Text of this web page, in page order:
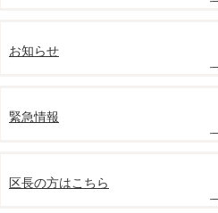
お知らせ
緊急情報
区長の方はこちら